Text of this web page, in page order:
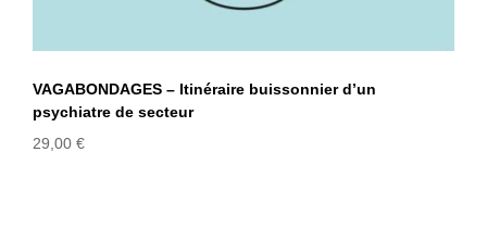
VAGABONDAGES – Itinéraire buissonnier d’un
psychiatre de secteur
29,00 €